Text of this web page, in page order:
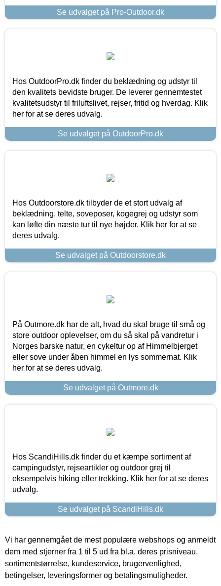
Se udvalget på Pro-Outdoor.dk
Hos OutdoorPro.dk finder du beklædning og udstyr til
den kvalitets bevidste bruger. De leverer gennemtestet
kvalitetsudstyr til friluftslivet, rejser, fritid og hverdag. Klik
her for at se deres udvalg.
Se udvalget på OutdoorPro.dk
Hos Outdoorstore.dk tilbyder de et stort udvalg af
beklædning, telte, soveposer, kogegrej og udstyr som
kan løfte din næste tur til nye højder. Klik her for at se
deres udvalg.
Se udvalget på Outdoorstore.dk
På Outmore.dk har de alt, hvad du skal bruge til små og
store outdoor oplevelser, om du så skal på vandretur i
Norges barske natur, en cykeltur op af Himmelbjerget
eller sove under åben himmel en lys sommernat. Klik
her for at se deres udvalg.
Se udvalget på Outmore.dk
Hos ScandiHills.dk finder du et kæmpe sortiment af
campingudstyr, rejseartikler og outdoor grej til
eksempelvis hiking eller trekking. Klik her for at se deres
udvalg.
Se udvalget på ScandiHills.dk
Vi har gennemgået de mest populære webshops og anmeldt
dem med stjerner fra 1 til 5 ud fra bl.a. deres prisniveau,
sortimentstørrelse, kundeservice, brugervenlighed,
betingelser, leveringsformer og betalingsmuligheder.